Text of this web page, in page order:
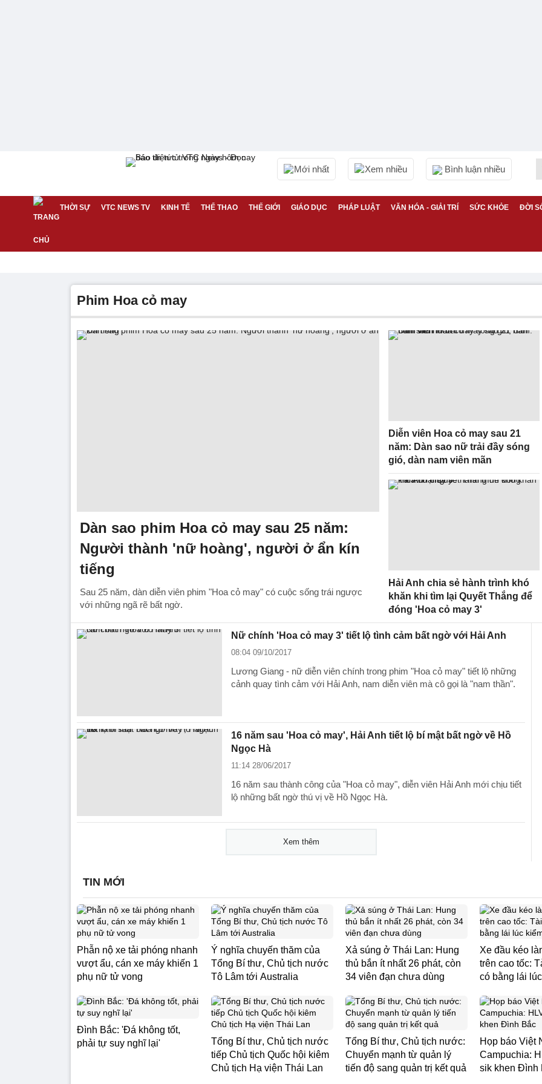
Mới nhất Xem nhiều Bình luận nhiều
THỜI SỰ VTC NEWS TV KINH TẾ THỂ THAO THẾ GIỚI GIÁO DỤC PHÁP LUẬT VĂN HÓA - GIẢI TRÍ SỨC KHỎE ĐỜI
phim Hoa cỏ may
Dàn sao phim Hoa cỏ may sau 25 năm:
Người thành 'nữ hoàng', người ở ẩn kín
tiếng
Sau 25 năm, dàn diễn viên phim "Hoa cỏ may" có cuộc sống trái ngược
với những ngã rẽ bất ngờ.
Diễn viên Hoa cỏ may sau 21
năm: Dàn sao nữ trải đầy sóng
gió, dàn nam viên mãn
Hải Anh chia sẻ hành trình khó
khăn khi tìm lại Quyết Thắng để
đóng 'Hoa cỏ may 3'
Nữ chính 'Hoa cỏ may 3' tiết lộ tình cảm bất ngờ với Hải Anh
08:04 09/10/2017
Lương Giang - nữ diễn viên chính trong phim "Hoa cỏ may" tiết lộ những
cảnh quay tình cảm với Hải Anh, nam diễn viên mà cô gọi là "nam thần".
16 năm sau 'Hoa cỏ may', Hải Anh tiết lộ bí mật bất ngờ về Hồ
Ngọc Hà
11:14 28/06/2017
16 năm sau thành công của "Hoa cỏ may", diễn viên Hải Anh mới chịu tiết
lộ những bất ngờ thú vị về Hồ Ngọc Hà.
Xem thêm
TIN MỚI
Phẫn nộ xe tải phóng nhanh
vượt ẩu, cán xe máy khiến 1
phụ nữ tử vong
Ý nghĩa chuyến thăm của
Tổng Bí thư, Chủ tịch nước
Tô Lâm tới Australia
Xả súng ở Thái Lan: Hung
thủ bắn ít nhất 26 phát, còn
34 viên đạn chưa dùng
Xe đầu kéo
trên cao tốc:
có bằng lái
Đình Bắc: 'Đá không tốt,
phải tự suy nghĩ lại'
Tổng Bí thư, Chủ tịch nước
tiếp Chủ tịch Quốc hội kiêm
Chủ tịch Hạ viện Thái Lan
Tổng Bí thư, Chủ tịch nước:
Chuyển mạnh từ quản lý
tiến độ sang quản trị kết quả
Họp báo Việt
Campuchia:
sik khen Đình